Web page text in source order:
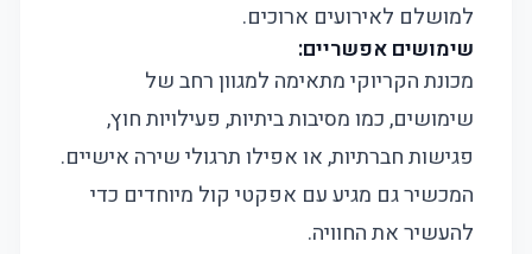
למושלם לאירועים ארוכים.
שימושים אפשריים:
מכונת הקריוקי מתאימה למגוון רחב של
שימושים, כמו מסיבות ביתיות, פעילויות חוץ,
פגישות חברתיות, או אפילו תרגולי שירה אישיים.
המכשיר גם מגיע עם אפקטי קול מיוחדים כדי
להעשיר את החוויה.